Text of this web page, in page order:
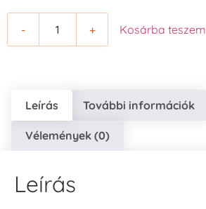
- + Kosárba teszem
Leírás További információk
Vélemények (0)
Leírás